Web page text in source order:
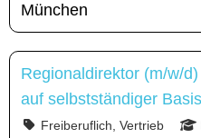
München
Regionaldirektor (m/w/
auf selbstständiger Basis
Freiberuflich, Vertrieb